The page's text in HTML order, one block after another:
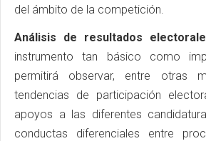
del ámbito de la competición.
Análisis de resultados
instrumento tan básico como
permitirá observar, entre otras
tendencias de participación
apoyos a las diferentes
conductas diferenciales entre